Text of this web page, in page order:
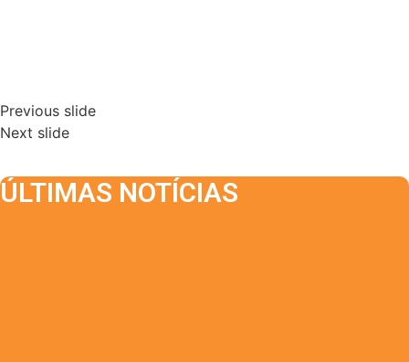
Previous slide
Next slide
ÚLTIMAS NOTÍCIAS